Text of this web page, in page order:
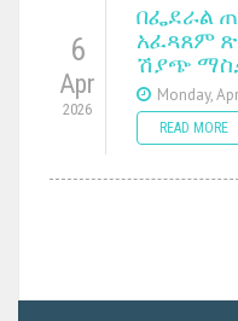
6
Apr
2026
በፌደራል
አፈጻጸም
ሽያጭ
Monday,
READ MORE